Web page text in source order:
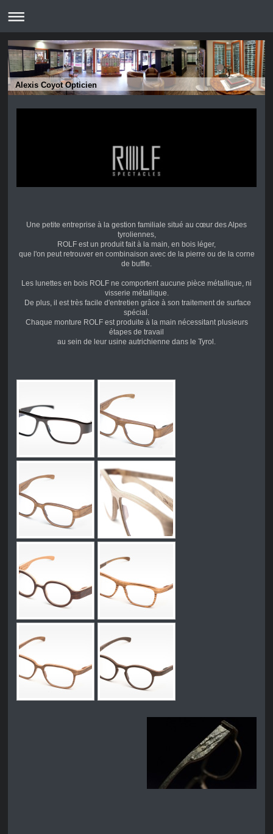
Alexis Coyot Opticien
Une petite entreprise à la gestion familiale situé au cœur des Alpes
tyroliennes,
ROLF est un produit fait à la main, en bois léger,
que l'on peut retrouver en combinaison avec de la pierre ou de la corne
de buffle.
Les lunettes en bois ROLF ne comportent aucune pièce métallique, ni
visserie métallique.
De plus, il est très facile d'entretien grâce à son traitement de surface
spécial.
Chaque monture ROLF est produite à la main nécessitant plusieurs
étapes de travail
au sein de leur usine autrichienne dans le Tyrol.